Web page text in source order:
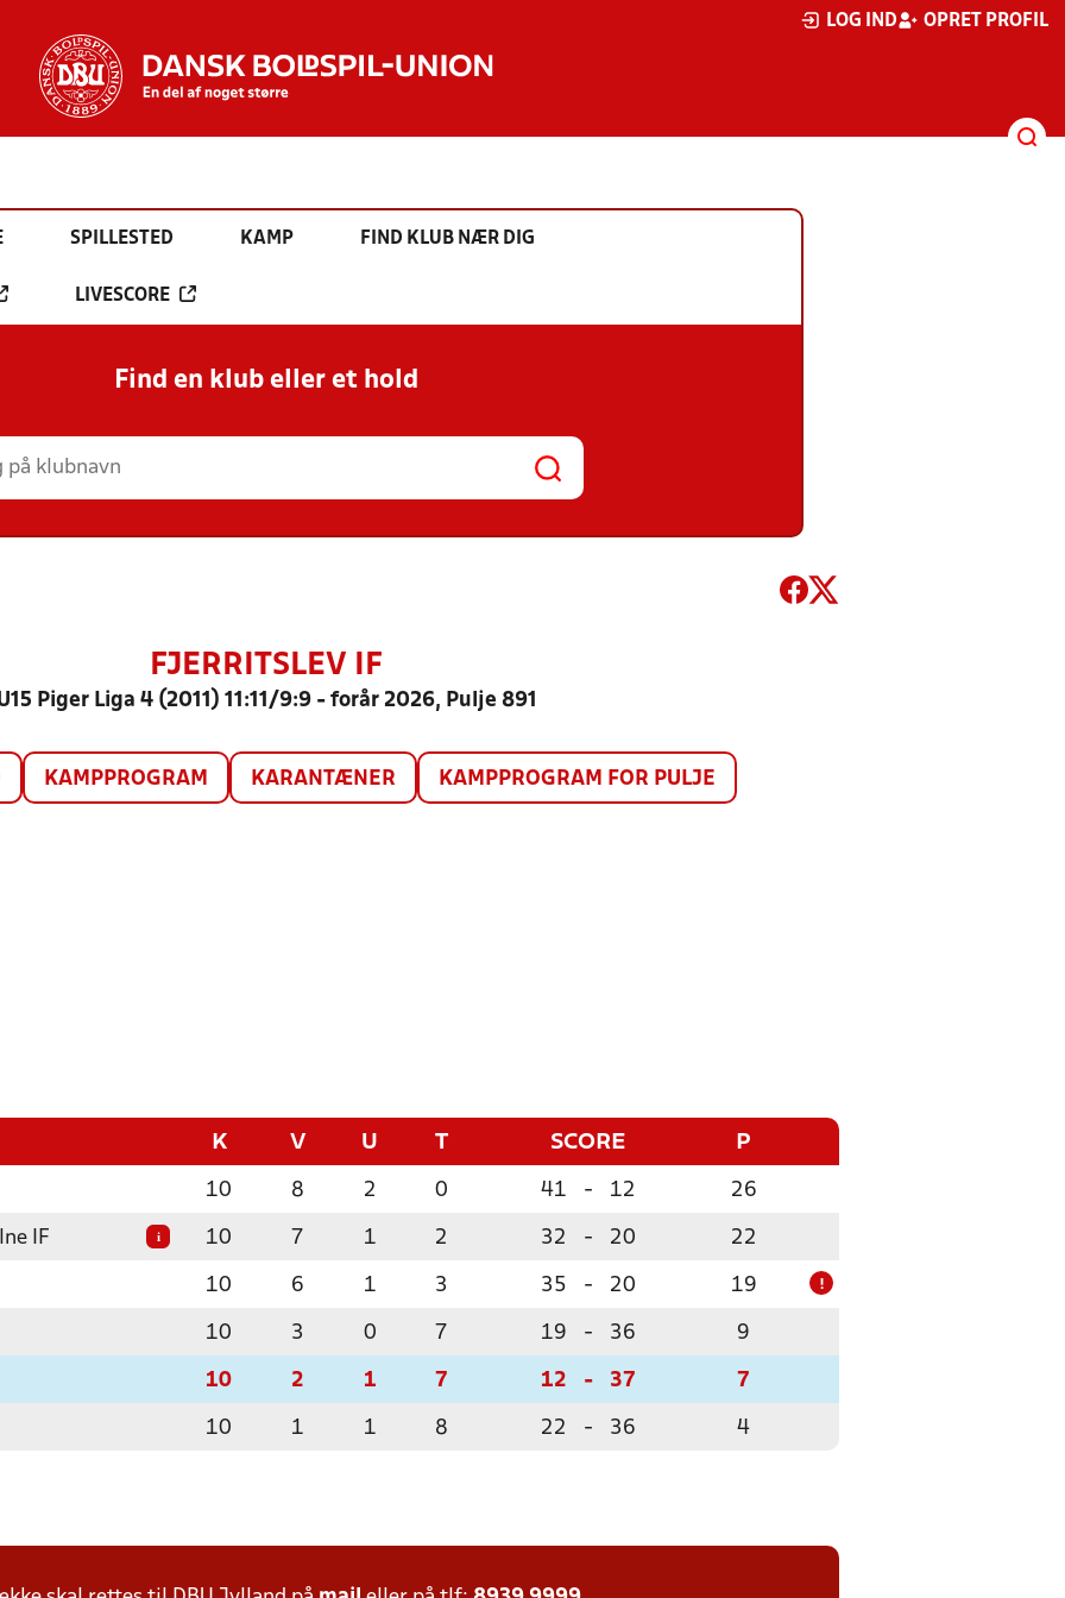
LOG IND OPRET PROFIL
SPILLESTED KAMP FIND KLUB NÆR DIG
LIVESCORE
Find en klub eller et hold
FJERRITSLEV IF
Piger Liga 4 (2011) 11:11/9:9 - forår 2026, Pulje 891
KAMPPROGRAM KARANTÆNER KAMPPROGRAM FOR PULJE
K V U T SCORE P
10 8 2 0 41 - 12 26
IF i 10 7 1 2 32 - 20 22
10 6 1 3 35 - 20 19 !
10 3 0 7 19 - 36 9
10 2 1 7 12 - 37 7
10 1 1 8 22 - 36 4